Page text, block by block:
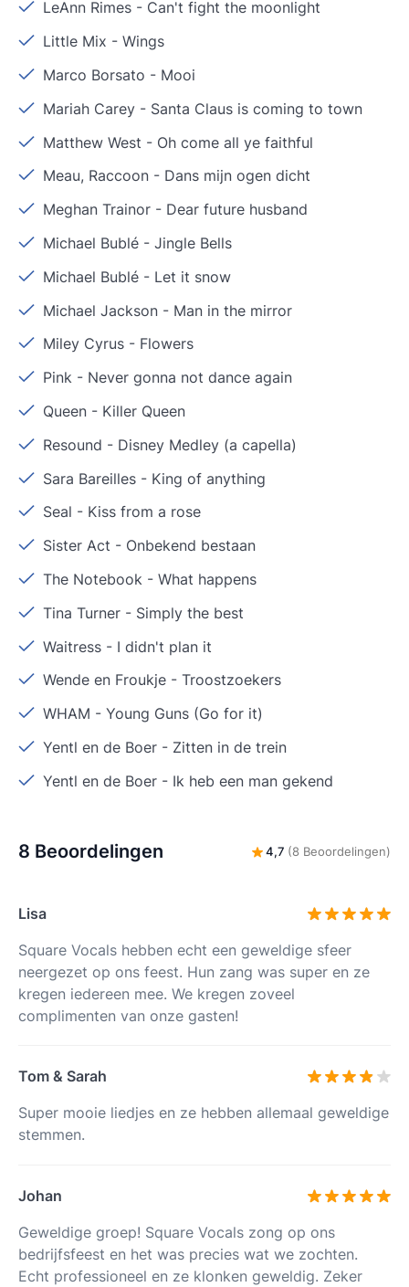
LeAnn Rimes - Can't fight the moonlight
Little Mix -Wings
Marco Borsato - Mooi
Mariah Carey - Santa Claus is coming to town
Matthew West - Oh come all ye faithful
Meau, Raccoon - Dans mijn ogen dicht
Meghan Trainor - Dear future husband
Michael Bublé -Jingle Bells
Michael Bublé - Let it snow
Michael Jackson - Man in the mirror
Miley Cyrus - Flowers
Pink - Never gonna not dance again
Queen - Killer Queen
Resound - Disney Medley (a capella)
Sara Bareilles - King of anything
Seal - Kiss from a rose
Sister Act - Onbekend bestaan
The Notebook -What happens
Tina Turner - Simply the best
Waitress - I didn't plan it
Wende en Froukje -Troostzoekers
WHAM -Young Guns (Go for it)
Yentl en de Boer - Zitten in de trein
Yentl en de Boer - Ik heb een man gekend
8 Beoordelingen 4,7 (8 Beoordelingen)
Lisa
Square Vocals hebben echt een geweldige sfeer
neergezet op ons feest. Hun zang was super en ze
kregen iedereen mee. We kregen zoveel
complimenten van onze gasten!
Tom & Sarah
Super mooie liedjes en ze hebben allemaal geweldige
stemmen.
Johan
Geweldige groep! Square Vocals zong op ons
bedrijfsfeest en het was precies wat we zochten.
Echt professioneel en ze klonken geweldig. Zeker